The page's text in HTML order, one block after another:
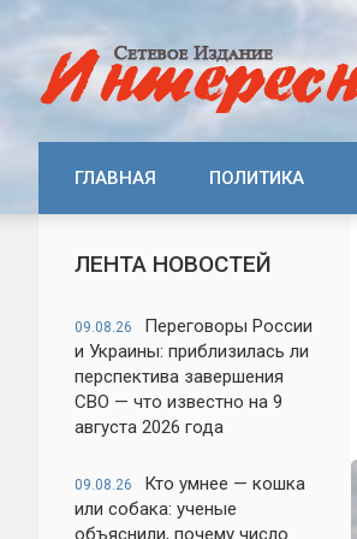
ГЛАВНАЯ ПОЛИТИКА
ЛЕНТА НОВОСТЕЙ
09.08.26
Переговоры России
и Украины: приблизилась ли
перспектива завершения
СВО — что известно на 9
августа 2026 года
09.08.26
Кто умнее — кошка
или собака: ученые
объяснили, почему число